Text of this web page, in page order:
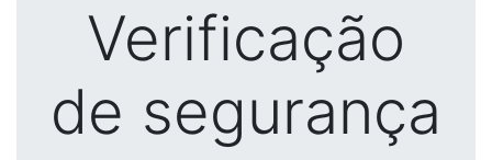
Verificação
de segurança